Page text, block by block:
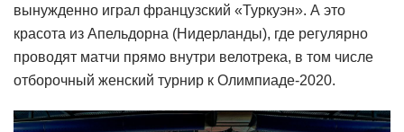
вынужденно играл французский «Туркуэн». А это
красота из Апельдорна (Нидерланды), где регулярно
проводят матчи прямо внутри велотрека, в том числе
отборочный женский турнир к Олимпиаде-2020.